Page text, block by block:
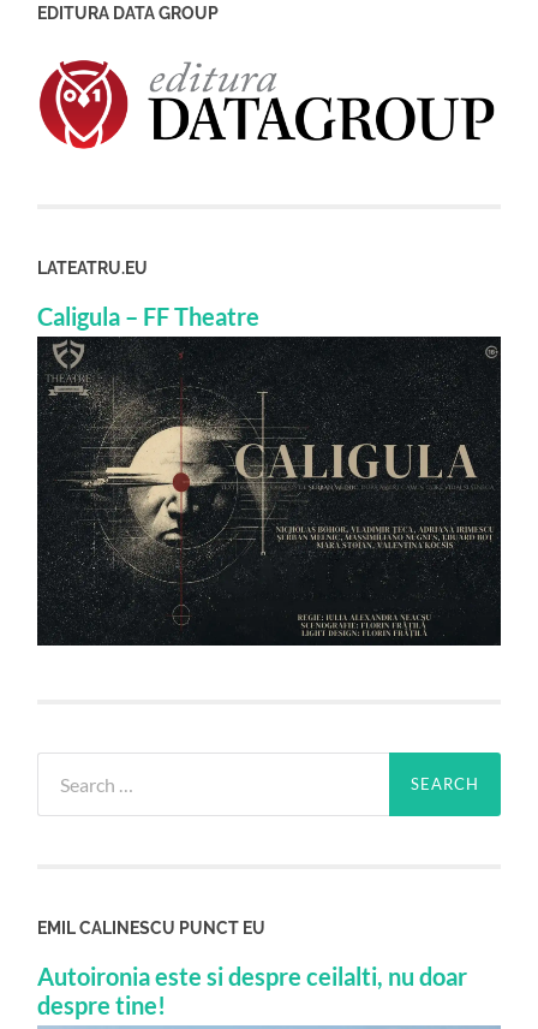
EDITURA DATA GROUP
LATEATRU.EU
Caligula – FF Theatre
for:
EMIL CALINESCU PUNCT EU
Autoironia este si despre ceilalti, nu doar
despre tine!